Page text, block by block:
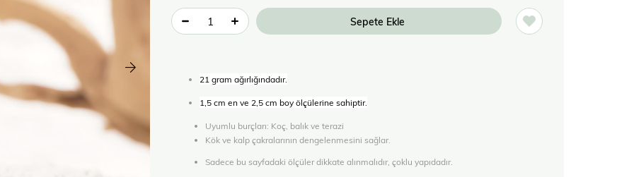
21 gram ağırlığındadır.
1,5 cm en ve 2,5 cm boy ölçülerine sahiptir.
Uyumlu burçları: Koç, balık ve terazi
Kök ve kalp çakralarının dengelenmesini sağlar.
Sadece bu sayfadaki ölçüler dikkate alınmalıdır, çoklu yapıdadır.